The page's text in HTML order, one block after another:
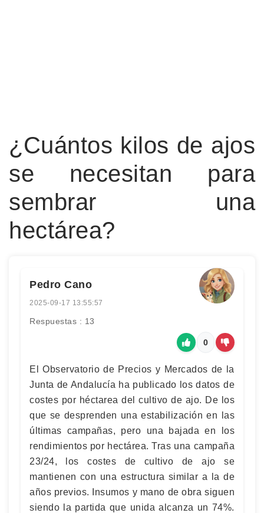
¿Cuántos kilos de ajos
se necesitan para
sembrar una
hectárea?
Pedro Cano
2025-09-17 13:55:57
Respuestas : 13
0
El Observatorio de Precios y Mercados de la
Junta de Andalucía ha publicado los datos de
costes por héctarea del cultivo de ajo. De los
que se desprenden una estabilización en las
últimas campañas, pero una bajada en los
rendimientos por hectárea. Tras una campaña
23/24, los costes de cultivo de ajo se
mantienen con una estructura similar a la de
años previos. Insumos y mano de obra siguen
siendo la partida que unida alcanza un 74%.